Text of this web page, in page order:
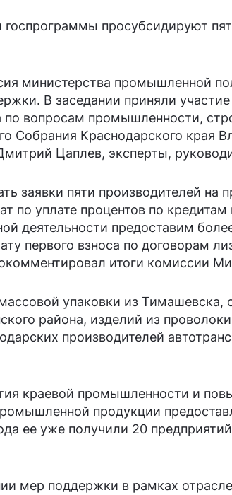
просубсидируют
министерства промышленной
В заседании приняли
вопросам промышленности,
Собрания Краснодарского края
Цаплев, эксперты,
заявки пяти производителей на
по уплате процентов по
деятельности предоставим
первого взноса по договорам
итоги комиссии
упаковки из Тимашевска,
района, изделий из
производителей
краевой промышленности и
продукции
ее уже получили 20
мер поддержки в рамках